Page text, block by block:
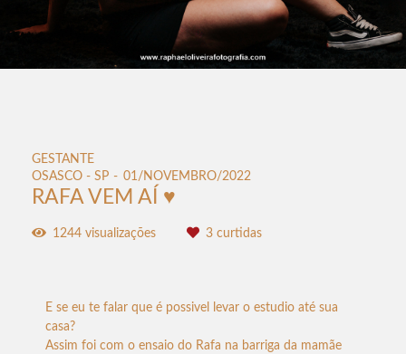
GESTANTE
OSASCO - SP
01/NOVEMBRO/2022
RAFA VEM AÍ ♥
1244 visualizações 3 curtidas
E se eu te falar que é possivel levar o estudio até sua
casa?
Assim foi com o ensaio do Rafa na barriga da mamãe